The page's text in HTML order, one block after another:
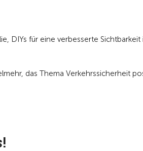
DIYs für eine verbesserte
das Thema Verkehrssicherheit